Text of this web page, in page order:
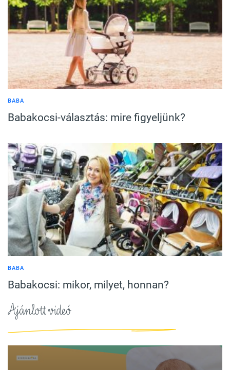
BABA
Babakocsi-választás: mire figyeljünk?
BABA
Babakocsi: mikor, milyet, honnan?
Ajánlott videó